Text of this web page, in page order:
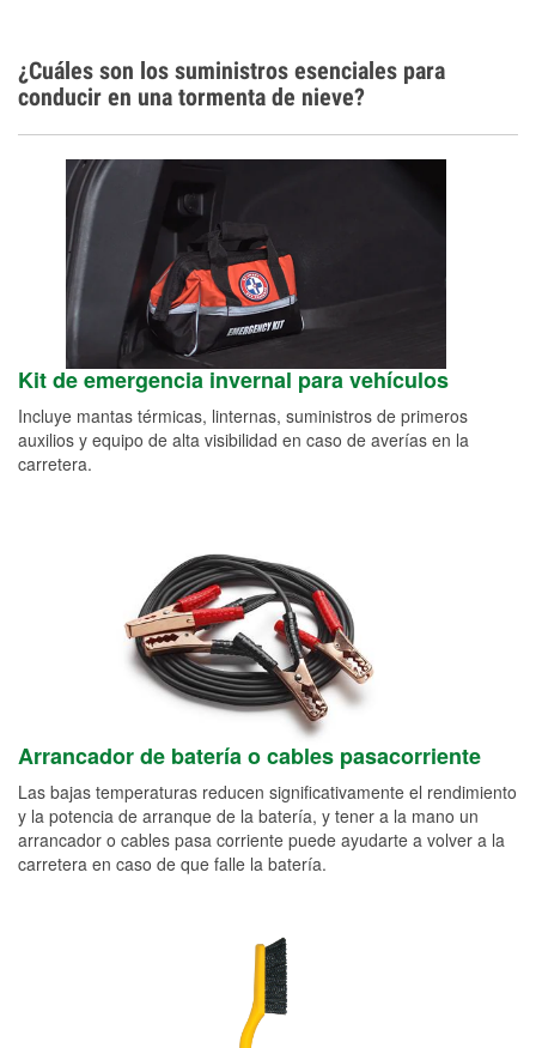
¿Cuáles son los suministros esenciales para
conducir en una tormenta de nieve?
Kit de emergencia invernal para vehículos
Incluye mantas térmicas, linternas, suministros de primeros
auxilios y equipo de alta visibilidad en caso de averías en la
carretera.
Arrancador de batería o cables pasacorriente
Las bajas temperaturas reducen significativamente el rendimiento
y la potencia de arranque de la batería, y tener a la mano un
arrancador o cables pasa corriente puede ayudarte a volver a la
carretera en caso de que falle la batería.